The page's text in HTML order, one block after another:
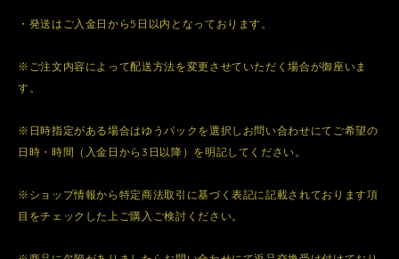
・発送はご入金日から5日以内となっております。
※ご注文内容によって配送方法を変更させていただく場合が御座いま
す。
※日時指定がある場合はゆうパックを選択しお問い合わせにてご希望の
日時・時間（入金日から3日以降）を明記してください。
※ショップ情報から特定商法取引に基づく表記に記載されております項
目をチェックした上ご購入ご検討ください。